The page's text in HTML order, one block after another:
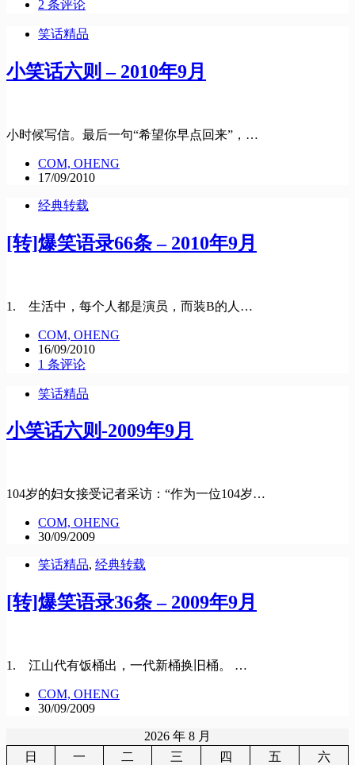
2 条评论
笑话精品
小笑话六则 – 2010年9月
小时候写信。最后一句“希望你早点回来”，…
COM, OHENG
17/09/2010
经典转载
[转]爆笑语录66条 – 2010年9月
1. 生活中，每个人都是演员，而装B的人…
COM, OHENG
16/09/2010
1 条评论
笑话精品
小笑话六则-2009年9月
104岁的妇女接受记者采访：“作为一位104岁…
COM, OHENG
30/09/2009
笑话精品, 经典转载
[转]爆笑语录36条 – 2009年9月
1. 江山代有饭桶出，一代新桶换旧桶。 …
COM, OHENG
30/09/2009
2026 年 8 月
日
一 二 三 四 五
六